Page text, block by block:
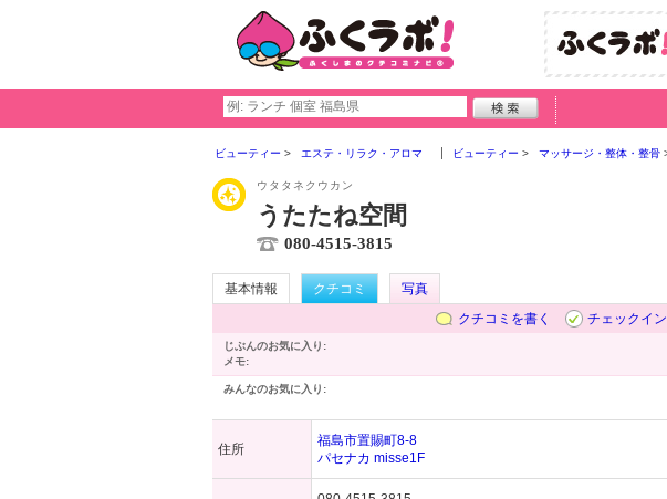
ビューティー エステ・リラク・アロマ ビューティー マッサージ・整体・整骨
ウタタネクウカン
うたたね空間
080-4515-3815
基本情報 クチコミ
写真
クチコミを書く
チェックイン
じぶんのお気に入り:
メモ:
みんなのお気に入り:
住所
福島市置賜町8-8
パセナカ misse1F